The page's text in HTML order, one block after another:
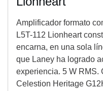
Amplificador formato
L5T-112 Lionheart
encarna, en una sola
que Laney ha logrado
experiencia. 5 W RMS.
Celestion Heritage